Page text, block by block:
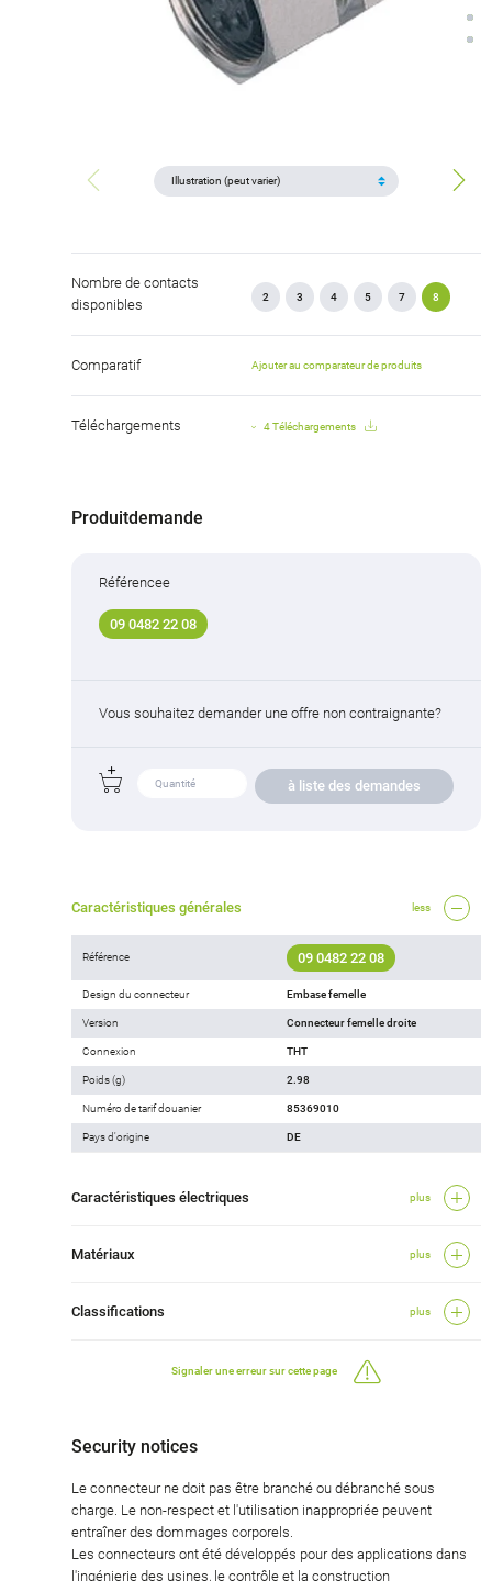
Nombre de contacts
disponibles
2 3 4 5 7 8
Comparatif Ajouter au comparateur de produits
Téléchargements 4 Téléchargements
Produitdemande
Référencee
09 0482 22 08
Vous souhaitez demander une offre non contraignante?
à liste des demandes
Caractéristiques générales less
Référence 09 0482 22 08
Design du connecteur Embase femelle
Version Connecteur femelle droite
Connexion THT
Poids (g) 2.98
Numéro de tarif douanier 85369010
Pays d'origine DE
Caractéristiques électriques plus
Matériaux plus
Classifications plus
Signaler une erreur sur cette page
Security notices
Le connecteur ne doit pas être branché ou débranché sous
charge. Le non-respect et l'utilisation inappropriée peuvent
entraîner des dommages corporels.
Les connecteurs ont été développés pour des applications dans
l'ingénierie des usines, le contrôle et la construction